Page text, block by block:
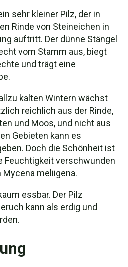
sehr kleiner Pilz, der in
Rinde von Steineichen in
auftritt. Der dünne Stängel
vom Stamm aus, biegt
und trägt eine
kalten Wintern wächst
reichlich aus der Rinde,
und Moos, und nicht aus
Gebieten kann es
Doch die Schönheit ist
Feuchtigkeit verschwunden
meliigena.
essbar. Der Pilz
kann als erdig und